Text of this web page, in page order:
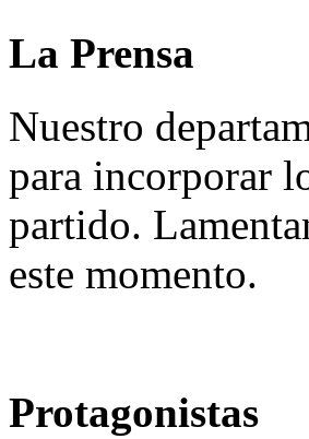
La Prensa
Nuestro
para incorporar
partido.
este momento.
Protagonistas